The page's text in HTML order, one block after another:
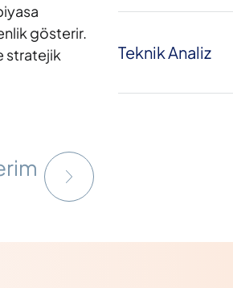
gösterir.
stratejik
Teknik Analiz